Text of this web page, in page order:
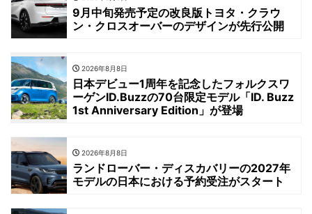
9月中旬発売予定の改良版トヨタ・クラウ
ン・クロスオーバーのデザインが先行公開
2026年8月8日
日本デビュー1周年を記念したフォルクスワ
ーゲンID.Buzzの70台限定モデル「ID. Buzz
1st Anniversary Edition」が登場
2026年8月8日
ランドローバー・ディスカバリーの2027年
モデルの日本における予約受注がスタート